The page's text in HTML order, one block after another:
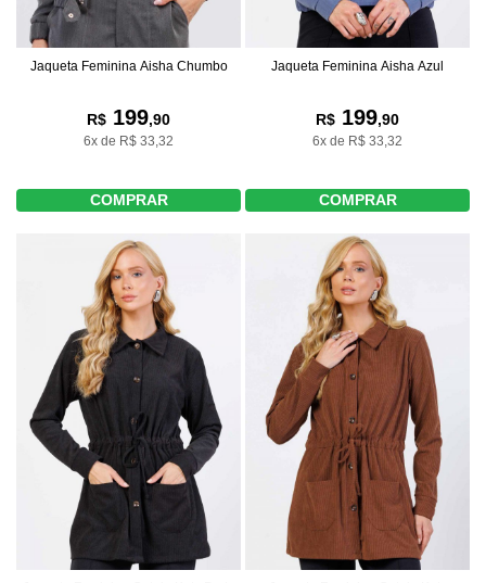
Jaqueta Feminina Aisha Chumbo
R$ 199,90
6x de R$ 33,32
COMPRAR
Jaqueta Feminina Aisha Azul
R$ 199,90
6x de R$ 33,32
COMPRAR